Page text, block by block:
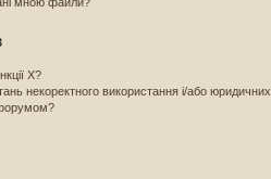
X?
некоректного використання і/або юридичних